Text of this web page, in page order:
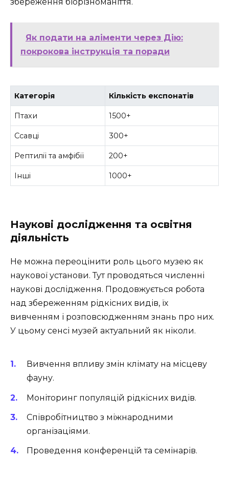
Як подати на аліменти через Дію:
покрокова інструкція та поради
Категорія Кількість експонатів
Птахи 1500+
Ссавці 300+
Рептилії та амфібії 200+
Інші 1000+
Наукові дослідження та освітня
діяльність
Не можна переоцінити роль цього музею як
наукової установи. Тут проводяться численні
наукові дослідження. Продовжується робота
над збереженням рідкісних видів, їх
вивченням і розповсюдженням знань про них.
У цьому сенсі музей актуальний як ніколи.
Вивчення впливу змін клімату на місцеву
фауну.
Моніторинг популяцій рідкісних видів.
Співробітництво з міжнародними
організаціями.
Проведення конференцій та семінарів.